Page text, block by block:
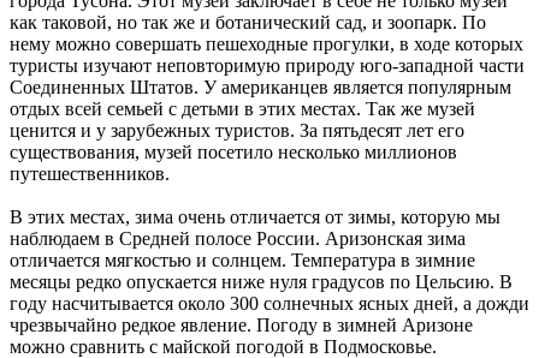
как таковой, но так же и ботанический сад, и зоопарк. По
нему можно совершать пешеходные прогулки, в ходе которых
туристы изучают неповторимую природу юго-западной части
Соединенных Штатов. У американцев является популярным
отдых всей семьей с детьми в этих местах. Так же музей
ценится и у зарубежных туристов. За пятьдесят лет его
существования, музей посетило несколько миллионов
путешественников.
В этих местах, зима очень отличается от зимы, которую мы
наблюдаем в Средней полосе России. Аризонская зима
отличается мягкостью и солнцем. Температура в зимние
месяцы редко опускается ниже нуля градусов по Цельсию. В
году насчитывается около 300 солнечных ясных дней, а дожди
чрезвычайно редкое явление. Погоду в зимней Аризоне
можно сравнить с майской погодой в Подмосковье.